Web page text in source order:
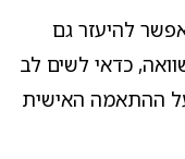
להיעזר גם
כדאי לשים לב
ההתאמה האישית